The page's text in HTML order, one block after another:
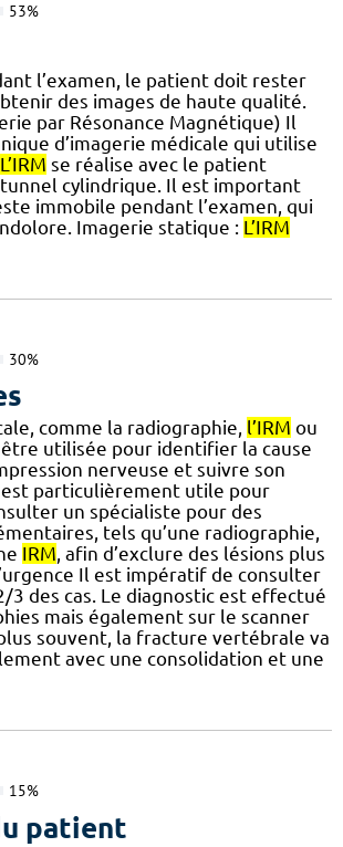
53%
l’examen, le patient doit rester
des images de haute qualité.
par Résonance Magnétique) Il
d’imagerie médicale qui utilise
L’IRM se réalise avec le patient
cylindrique. Il est important
immobile pendant l’examen, qui
Imagerie statique : L’IRM
30%
comme la radiographie, l’IRM ou
utilisée pour identifier la cause
nerveuse et suivre son
est particulièrement utile pour
un spécialiste pour des
tels qu’une radiographie,
IRM, afin d’exclure des lésions plus
Il est impératif de consulter
3 des cas. Le diagnostic est effectué
mais également sur le scanner
souvent, la fracture vertébrale va
avec une consolidation et une
15%
patient